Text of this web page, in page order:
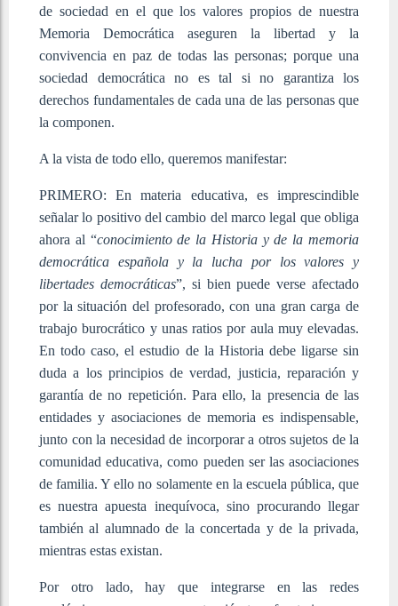
de sociedad en el que los valores propios de nuestra
Memoria Democrática aseguren la libertad y la
convivencia en paz de todas las personas; porque una
sociedad democrática no es tal si no garantiza los
derechos fundamentales de cada una de las personas que
la componen.
A la vista de todo ello, queremos manifestar:
PRIMERO: En materia educativa, es imprescindible
señalar lo positivo del cambio del marco legal que obliga
ahora al “conocimiento de la Historia y de la memoria
democrática española y la lucha por los valores y
libertades democráticas”, si bien puede verse afectado
por la situación del profesorado, con una gran carga de
trabajo burocrático y unas ratios por aula muy elevadas.
En todo caso, el estudio de la Historia debe ligarse sin
duda a los principios de verdad, justicia, reparación y
garantía de no repetición. Para ello, la presencia de las
entidades y asociaciones de memoria es indispensable,
junto con la necesidad de incorporar a otros sujetos de la
comunidad educativa, como pueden ser las asociaciones
de familia. Y ello no solamente en la escuela pública, que
es nuestra apuesta inequívoca, sino procurando llegar
también al alumnado de la concertada y de la privada,
mientras estas existan.
Por otro lado, hay que integrarse en las redes